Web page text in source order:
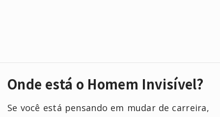
Onde está o Homem Invisível?
Se você está pensando em mudar de carreira,